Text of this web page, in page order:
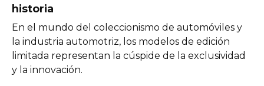
historia
En el mundo del coleccionismo de automóviles y
la industria automotriz, los modelos de edición
limitada representan la cúspide de la exclusividad
y la innovación.